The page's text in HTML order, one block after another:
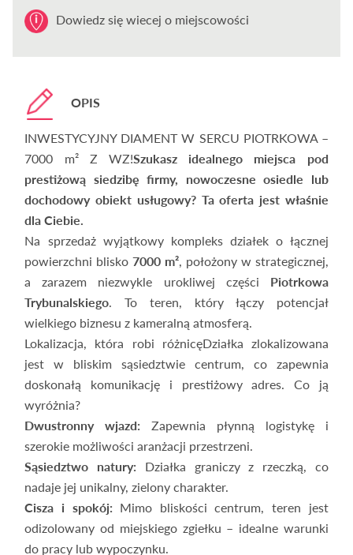
Dowiedz się wiecej o miejscowości
OPIS
INWESTYCYJNY DIAMENT W SERCU PIOTRKOWA –
7000 m² Z WZ!Szukasz idealnego miejsca pod
prestiżową siedzibę firmy, nowoczesne osiedle lub
dochodowy obiekt usługowy? Ta oferta jest właśnie
dla Ciebie.
Na sprzedaż wyjątkowy kompleks działek o łącznej
powierzchni blisko7000 m² , położony w strategicznej,
a zarazem niezwykle urokliwej części Piotrkowa
Trybunalskiego . To teren, który łączy potencjał
wielkiego biznesu z kameralną atmosferą.
Lokalizacja, która robi różnicęDziałka zlokalizowana
jest w bliskim sąsiedztwie centrum, co zapewnia
doskonałą komunikację i prestiżowy adres. Co ją
wyróżnia?
Dwustronny wjazd: Zapewnia płynną logistykę i
szerokie możliwości aranżacji przestrzeni.
Sąsiedztwo natury: Działka graniczy z rzeczką, co
nadaje jej unikalny, zielony charakter.
Cisza i spokój: Mimo bliskości centrum, teren jest
odizolowany od miejskiego zgiełku – idealne warunki
do pracy lub wypoczynku.